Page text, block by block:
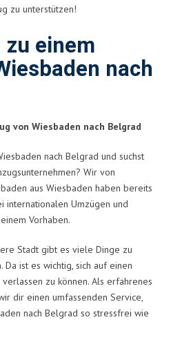
zu unterstützen!
einem
nach
von Wiesbaden nach Belgrad
nach Belgrad und suchst
Wir von
aus Wiesbaden haben bereits
internationalen Umzügen und
Vorhaben.
Stadt gibt es viele Dinge zu
ist es wichtig, sich auf einen
zu können. Als erfahrenes
dir einen umfassenden Service,
nach Belgrad so stressfrei wie